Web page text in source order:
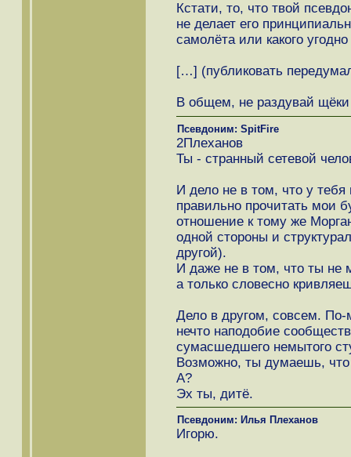
Кстати, то, что твой
не делает его
самолёта или какого
[…] (публиковать
В общем, не раздувай
Псевдоним: SpitFire
2Плеханов
Ты - странный сетевой
И дело не в том, что у тебя
правильно прочитать мои
отношение к тому же
одной стороны и
другой).
И даже не в том, что ты не
а только словесно
Дело в другом, совсем. По-
нечто наподобие
сумасшедшего немытого
Возможно, ты думаешь, что
А?
Эх ты, дитё.
Псевдоним: Илья Плеханов
Игорю.